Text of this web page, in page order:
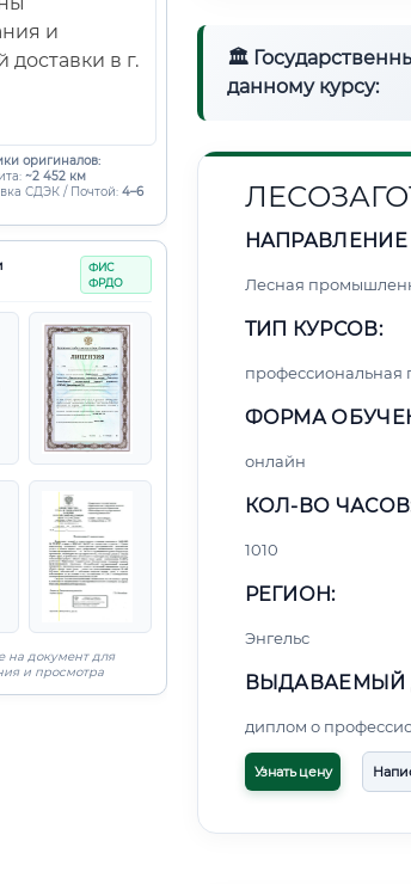
оригиналов:
~2 452 км
СДЭК / Почтой: 4–6
ФИС
ФРДО
на документ для
и просмотра
🏛
данному курсу:
Лесная
ТИП КУРСОВ:
профессиональная
ФОРМА
онлайн
КОЛ-ВО
1010
РЕГИОН:
Энгельс
ВЫДАВАЕМЫЙ
диплом о
Узнать цену